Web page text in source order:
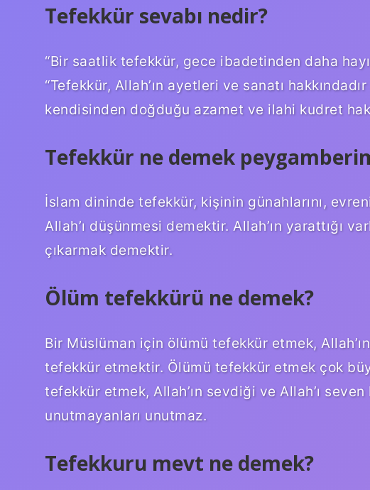
Tefekkür sevabı nedir?
“Bir saatlik tefekkür, gece ibadetinden daha
“Tefekkür, Allah’ın ayetleri ve sanatı
kendisinden doğduğu azamet ve ilahi kudret
Tefekkür ne demek
İslam dininde tefekkür, kişinin günahlarını,
Allah’ı düşünmesi demektir. Allah’ın yarattığı
çıkarmak demektir.
Ölüm tefekkürü ne demek?
Bir Müslüman için ölümü tefekkür etmek,
tefekkür etmektir. Ölümü tefekkür etmek çok
tefekkür etmek, Allah’ın sevdiği ve Allah’ı
unutmayanları unutmaz.
Tefekkuru mevt ne demek?